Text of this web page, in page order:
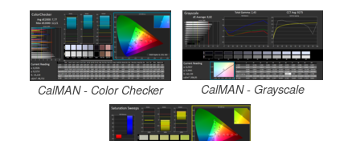
CalMAN - Color Checker CalMAN - Grayscale